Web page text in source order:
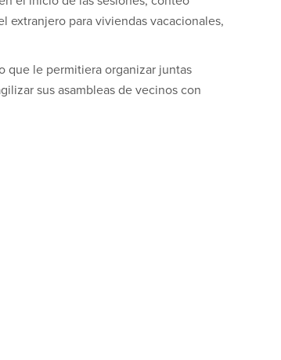
extranjero para viviendas vacacionales,
que le permitiera organizar juntas
sus asambleas de vecinos con